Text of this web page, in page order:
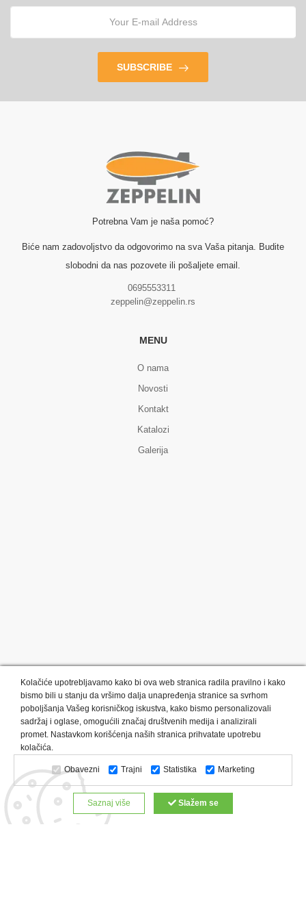
SUBSCRIBE
Potrebna Vam je naša pomoć?
Biće nam zadovoljstvo da odgovorimo na sva Vaša pitanja. Budite
slobodni da nas pozovete ili pošaljete email.
0695553311
zeppelin@zeppelin.rs
MENU
O nama
Novosti
Kontakt
Katalozi
Galerija
Kategorije proizvoda: Olovke i markeri
Privesci i trakice
Upaljači
USB Tehnologija Tekstil
Kačketi i kape
Notesi i rokovnici
Kancelarija Satovi
Kišobrani
Torbe i putovanja
Kuhinjski setovi
Alati i oprema
Relaksacija, lepota i zdravlje
Kalendari
Custom proizvodi
Digitalna štampa
Kolačiće upotrebljavamo kako bi ova web stranica radila pravilno i kako
bismo bili u stanju da vršimo dalja unapređenja stranice sa svrhom
poboljšanja Vašeg korisničkog iskustva, kako bismo personalizovali
sadržaj i oglase, omogućili značaj društvenih medija i analizirali
promet. Nastavkom korišćenja naših stranica prihvatate upotrebu
kolačića.
Obavezni Trajni Statistika Marketing
Saznaj više Slažem se